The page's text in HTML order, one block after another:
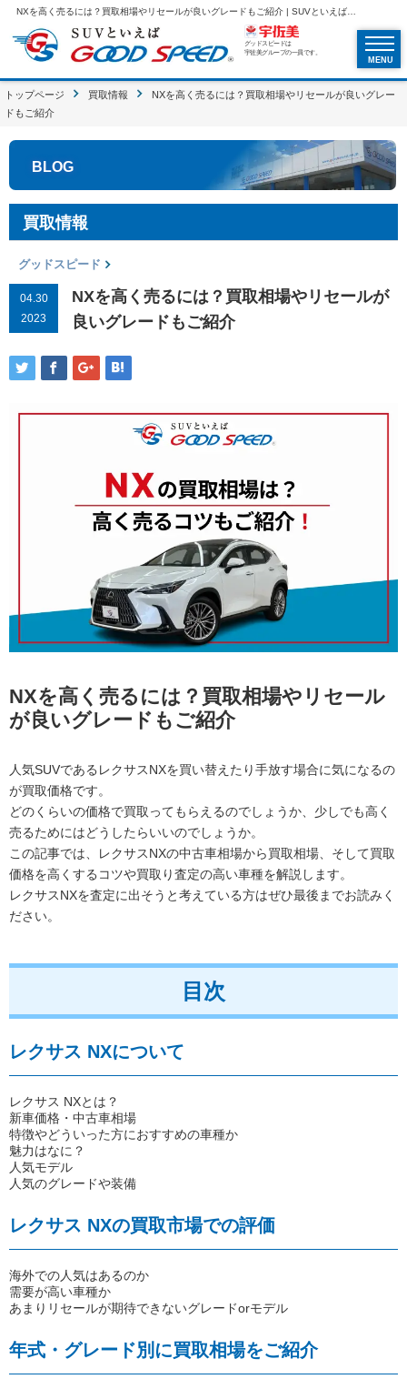
NXを高く売るには？買取相場やリセールが良いグレードもご紹介 | SUVといえばグッドスピードGOOD SPEED
グッドスピードは
宇佐美グループの一員です。
MENU
トップページ 買取情報
NXを高く売るには？買取相場やリセールが良いグレー
ドもご紹介
BLOG
買取情報
グッドスピード
04.30
2023
NXを高く売るには？買取相場やリセールが
良いグレードもご紹介
NXを高く売るには？買取相場やリセール
が良いグレードもご紹介
人気SUVであるレクサスNXを買い替えたり手放す場合に気になるの
が買取価格です。
どのくらいの価格で買取ってもらえるのでしょうか、少しでも高く
売るためにはどうしたらいいのでしょうか。
この記事では、レクサスNXの中古車相場から買取相場、そして買取
価格を高くするコツや買取り査定の高い車種を解説します。
レクサスNXを査定に出そうと考えている方はぜひ最後までお読みく
ださい。
目次
レクサス NXについて
レクサス NXとは？
新車価格・中古車相場
特徴やどういった方におすすめの車種か
魅力はなに？
人気モデル
人気のグレードや装備
レクサス NXの買取市場での評価
海外での人気はあるのか
需要が高い車種か
あまりリセールが期待できないグレードorモデル
年式・グレード別に買取相場をご紹介